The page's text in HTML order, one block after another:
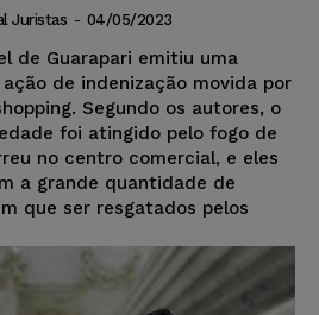
Juristas - 04/05/2023
de Guarapari emitiu uma
de indenização movida por
Segundo os autores, o
foi atingido pelo fogo de
no centro comercial, e eles
a grande quantidade de
que ser resgatados pelos